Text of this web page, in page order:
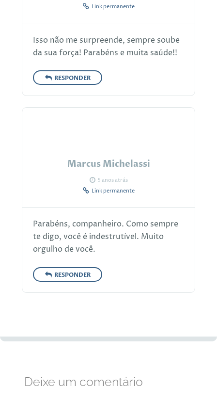
Link permanente
Isso não me surpreende, sempre soube
da sua força! Parabéns e muita saúde!!
RESPONDER
Marcus Michelassi
5 anos atrás
Link permanente
Parabéns, companheiro. Como sempre
te digo, você é indestrutível. Muito
orgulho de você.
RESPONDER
Deixe um comentário